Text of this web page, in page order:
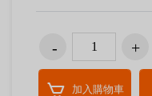
加入購物車